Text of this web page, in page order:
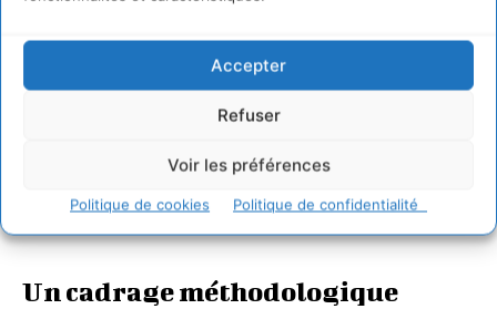
Accepter
Refuser
Voir les préférences
Politique de cookies Politique de confidentialité
Captage du méthane sur un centre d’enfouissement technique et cogénération
Un cadrage méthodologique